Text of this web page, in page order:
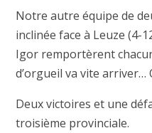
Notre autre équipe de
inclinée face à Leuze (4-
Igor remportèrent
d’orgueil va vite arriver…
Deux victoires et une
troisième provinciale.